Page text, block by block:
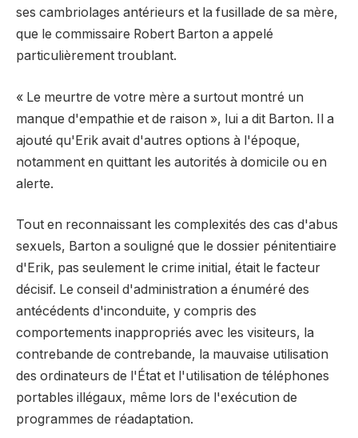
ses cambriolages antérieurs et la fusillade de sa mère,
que le commissaire Robert Barton a appelé
particulièrement troublant.
« Le meurtre de votre mère a surtout montré un
manque d'empathie et de raison », lui a dit Barton. Il a
ajouté qu'Erik avait d'autres options à l'époque,
notamment en quittant les autorités à domicile ou en
alerte.
Tout en reconnaissant les complexités des cas d'abus
sexuels, Barton a souligné que le dossier pénitentiaire
d'Erik, pas seulement le crime initial, était le facteur
décisif. Le conseil d'administration a énuméré des
antécédents d'inconduite, y compris des
comportements inappropriés avec les visiteurs, la
contrebande de contrebande, la mauvaise utilisation
des ordinateurs de l'État et l'utilisation de téléphones
portables illégaux, même lors de l'exécution de
programmes de réadaptation.